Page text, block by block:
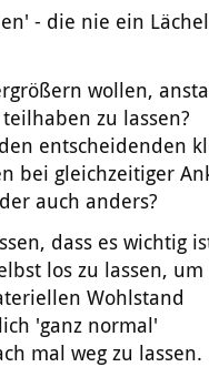
- die nie ein
wollen,
zu lassen?
entscheidenden
bei gleichzeitiger
auch anders?
dass es wichtig
los zu lassen, um
Wohlstand
'ganz normal'
mal weg zu lassen.